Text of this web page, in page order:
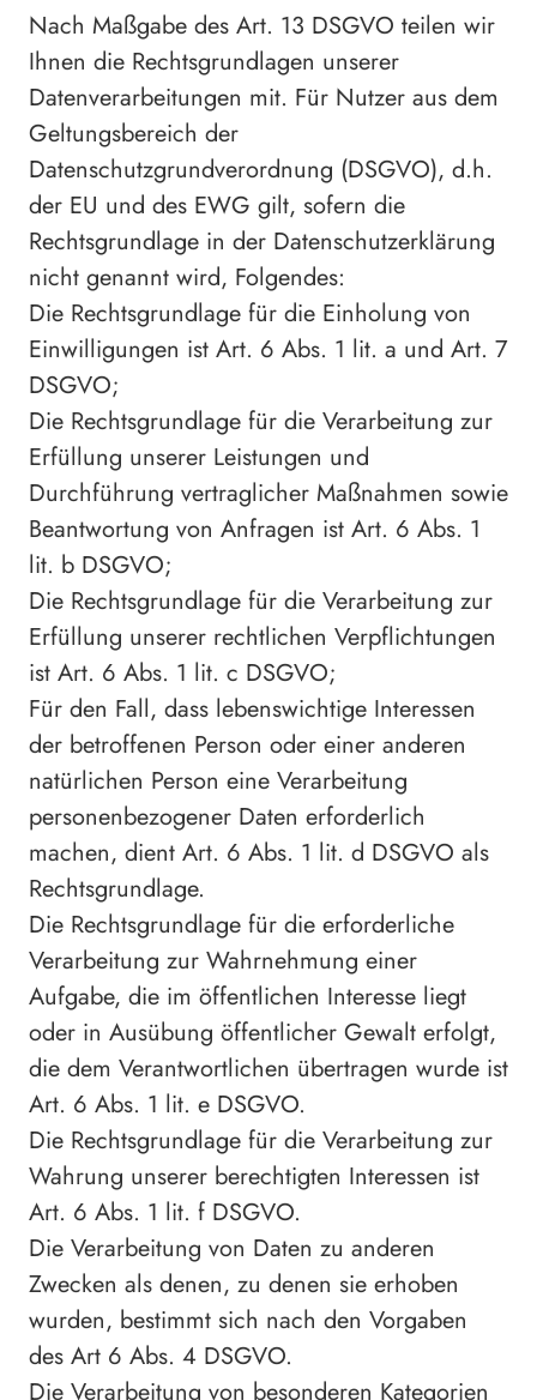
Nach Maßgabe des Art. 13 DSGVO teilen wir
Ihnen die Rechtsgrundlagen unserer
Datenverarbeitungen mit. Für Nutzer aus dem
Geltungsbereich der
Datenschutzgrundverordnung (DSGVO), d.h.
der EU und des EWG gilt, sofern die
Rechtsgrundlage in der Datenschutzerklärung
nicht genannt wird, Folgendes:
Die Rechtsgrundlage für die Einholung von
Einwilligungen ist Art. 6 Abs. 1 lit. a und Art. 7
DSGVO;
Die Rechtsgrundlage für die Verarbeitung zur
Erfüllung unserer Leistungen und
Durchführung vertraglicher Maßnahmen sowie
Beantwortung von Anfragen ist Art. 6 Abs. 1
lit. b DSGVO;
Die Rechtsgrundlage für die Verarbeitung zur
Erfüllung unserer rechtlichen Verpflichtungen
ist Art. 6 Abs. 1 lit. c DSGVO;
Für den Fall, dass lebenswichtige Interessen
der betroffenen Person oder einer anderen
natürlichen Person eine Verarbeitung
personenbezogener Daten erforderlich
machen, dient Art. 6 Abs. 1 lit. d DSGVO als
Rechtsgrundlage.
Die Rechtsgrundlage für die erforderliche
Verarbeitung zur Wahrnehmung einer
Aufgabe, die im öffentlichen Interesse liegt
oder in Ausübung öffentlicher Gewalt erfolgt,
die dem Verantwortlichen übertragen wurde ist
Art. 6 Abs. 1 lit. e DSGVO.
Die Rechtsgrundlage für die Verarbeitung zur
Wahrung unserer berechtigten Interessen ist
Art. 6 Abs. 1 lit. f DSGVO.
Die Verarbeitung von Daten zu anderen
Zwecken als denen, zu denen sie erhoben
wurden, bestimmt sich nach den Vorgaben
des Art 6 Abs. 4 DSGVO.
Die Verarbeitung von besonderen Kategorien